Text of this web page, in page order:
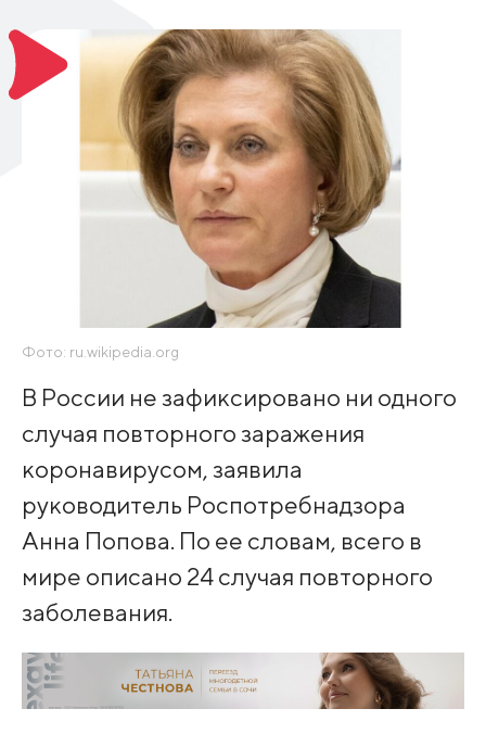
Фото: ru.wikipedia.org
В России не зафиксировано ни одного
случая повторного заражения
коронавирусом, заявила
руководитель Роспотребнадзора
Анна Попова. По ее словам, всего в
мире описано 24 случая повторного
заболевания.